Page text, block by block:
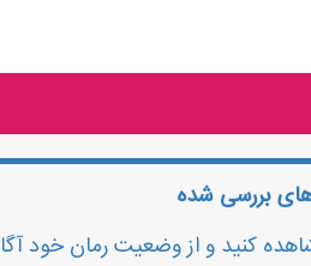
بررسی شده
کنید و از وضعیت رمان خود